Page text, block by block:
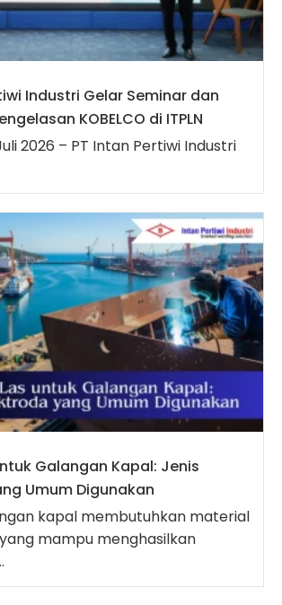
Industri Gelar Seminar dan
KOBELCO di ITPLN
2026 – PT Intan Pertiwi Industri
Galangan Kapal: Jenis
Umum Digunakan
kapal membutuhkan material
mampu menghasilkan